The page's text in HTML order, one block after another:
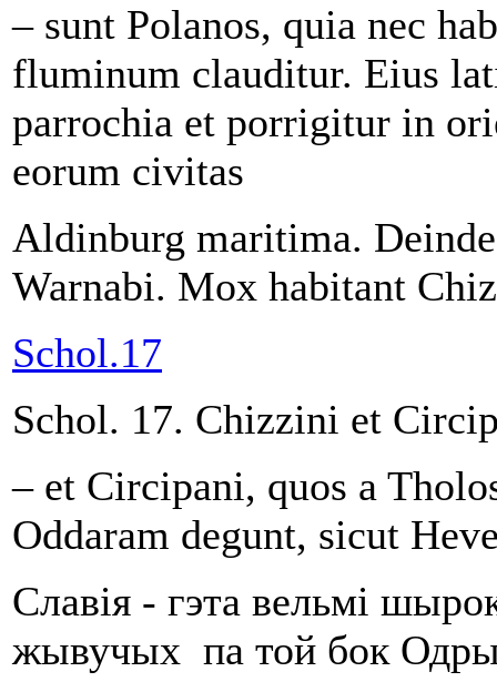
– sunt Polanos, quia nec
fluminum clauditur. Eius
parrochia et porrigitur in
eorum civitas
Aldinburg maritima.
Warnabi. Mox habitant
Schol.17
Schol. 17. Chizzini et
– et Circipani, quos a
Oddaram degunt, sicut
Славія - гэта вельмі
жывучых па той бок